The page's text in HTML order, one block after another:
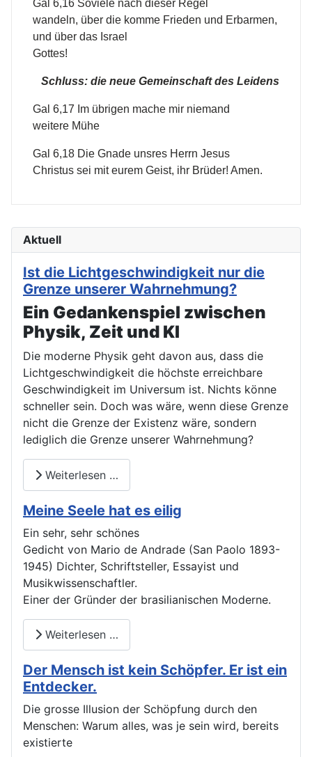
Gal 6,16 Soviele nach dieser Regel
wandeln, über die komme Frieden und Erbarmen,
und über das Israel
Gottes!
Schluss: die neue Gemeinschaft des Leidens
Gal 6,17 Im übrigen mache mir niemand
weitere Mühe
Gal 6,18 Die Gnade unsres Herrn Jesus
Christus sei mit eurem Geist, ihr Brüder! Amen.
Aktuell
Ist die Lichtgeschwindigkeit nur die
Grenze unserer Wahrnehmung?
Ein Gedankenspiel zwischen
Physik, Zeit und KI
Die moderne Physik geht davon aus, dass die
Lichtgeschwindigkeit die höchste erreichbare
Geschwindigkeit im Universum ist. Nichts könne
schneller sein. Doch was wäre, wenn diese Grenze
nicht die Grenze der Existenz wäre, sondern
lediglich die Grenze unserer Wahrnehmung?
Weiterlesen …
Meine Seele hat es eilig
Ein sehr, sehr schönes
Gedicht von Mario de Andrade (San Paolo 1893-
1945) Dichter, Schriftsteller, Essayist und
Musikwissenschaftler.
Einer der Gründer der brasilianischen Moderne.
Weiterlesen …
Der Mensch ist kein Schöpfer. Er ist ein
Entdecker.
Die grosse Illusion der Schöpfung durch den
Menschen: Warum alles, was je sein wird, bereits
existierte